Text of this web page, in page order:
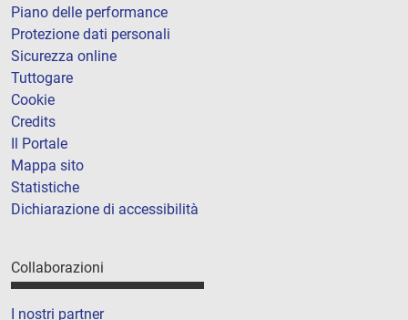
Piano delle performance
Protezione dati personali
Sicurezza online
Tuttogare
Cookie
Credits
Il Portale
Mappa sito
Statistiche
Dichiarazione di accessibilità
Collaborazioni
I nostri partner